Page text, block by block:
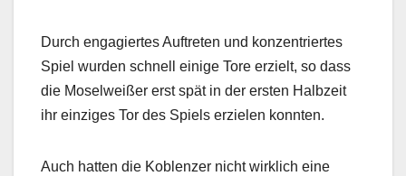
Durch engagiertes Auftreten und konzentriertes
Spiel wurden schnell einige Tore erzielt, so dass
die Moselweißer erst spät in der ersten Halbzeit
ihr einziges Tor des Spiels erzielen konnten.
Auch hatten die Koblenzer nicht wirklich eine